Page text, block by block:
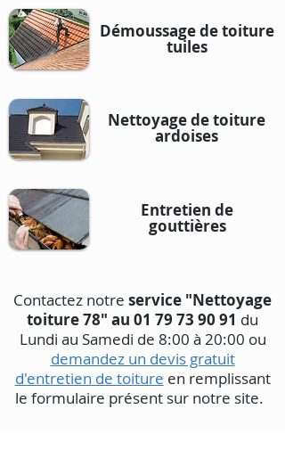
Démoussage de toiture
tuiles
Nettoyage de toiture
ardoises
Entretien de
gouttières
Contactez notre service "Nettoyage
toiture 78" au 01 79 73 90 91 du
Lundi au Samedi de 8:00 à 20:00 ou
demandez un devis gratuit
d'entretien de toiture en remplissant
le formulaire présent sur notre site.